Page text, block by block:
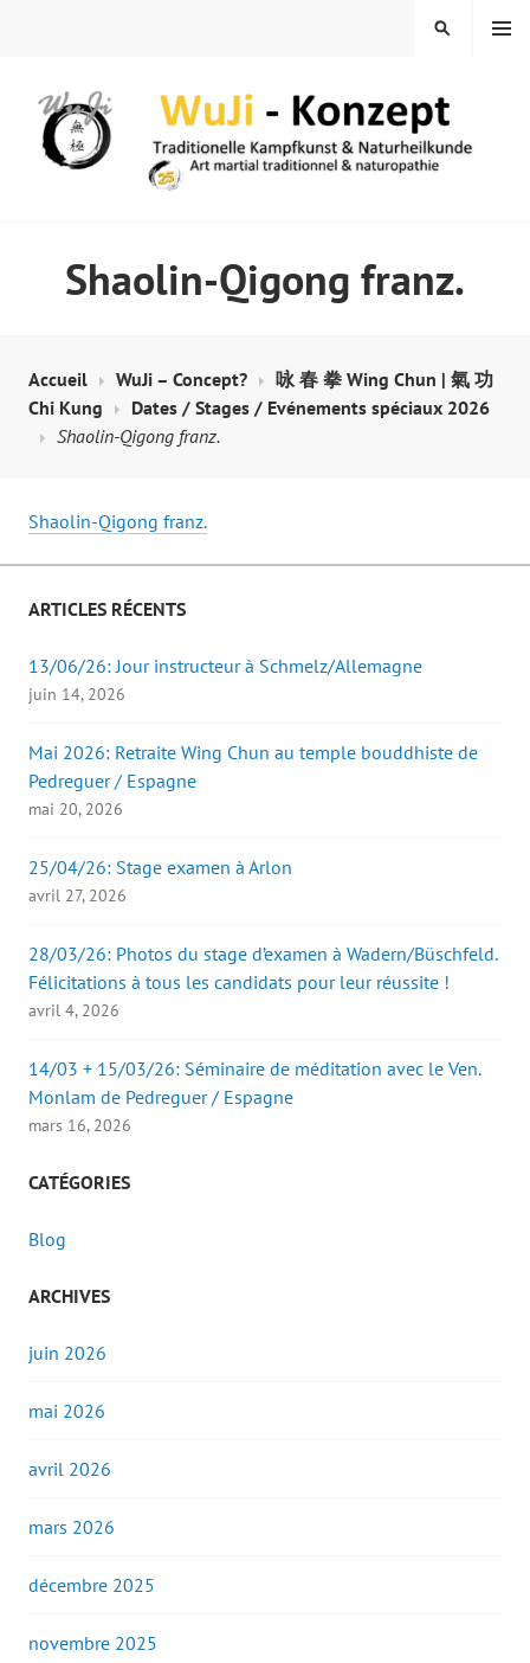
MENU
SEARCH
Shaolin-Qigong franz.
Accueil WuJi – Concept?
咏 春 拳 Wing Chun | 氣 功
Chi Kung
Dates / Stages / Evénements spéciaux 2026
Shaolin-Qigong franz.
Shaolin-Qigong franz.
ARTICLES RÉCENTS
13/06/26: Jour instructeur à Schmelz/Allemagne
juin 14, 2026
Mai 2026: Retraite Wing Chun au temple bouddhiste de
Pedreguer / Espagne
mai 20, 2026
25/04/26: Stage examen à Arlon
avril 27, 2026
28/03/26: Photos du stage d’examen à Wadern/Büschfeld.
Félicitations à tous les candidats pour leur réussite !
avril 4, 2026
14/03 + 15/03/26: Séminaire de méditation avec le Ven.
Monlam de Pedreguer / Espagne
mars 16, 2026
CATÉGORIES
Blog
ARCHIVES
juin 2026
mai 2026
avril 2026
mars 2026
décembre 2025
novembre 2025